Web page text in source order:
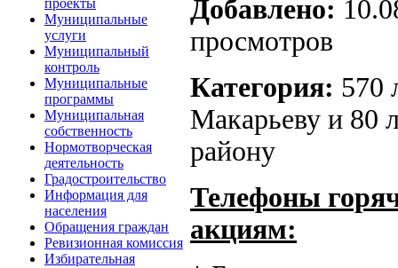
проекты
Муниципальные
услуги
Муниципальный
контроль
Муниципальные
программы
Муниципальная
собственность
Нормотворческая
деятельность
Градостроительство
Информация для
населения
Обращения граждан
Ревизионная комиссия
Избирательная
Добавлено:
просмотров
Категория: 570
Макарьеву и 80
району
Телефоны
акциям: